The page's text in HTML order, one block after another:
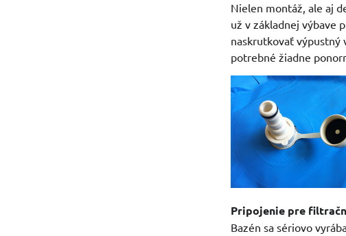
Nielen montáž, ale aj
už v základnej výbave
naskrutkovať výpustný
potrebné žiadne
Pripojenie pre
Bazén sa sériovo